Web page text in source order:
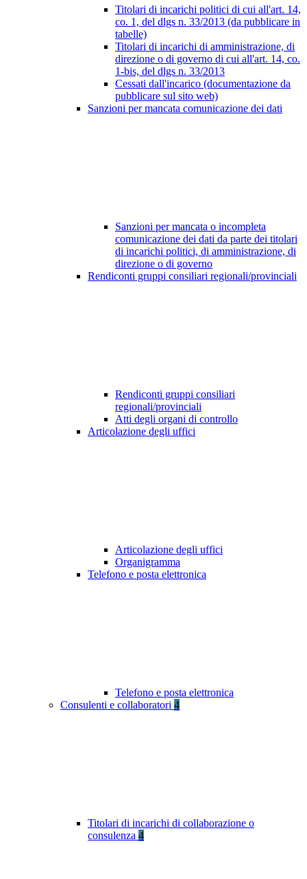
Titolari di incarichi politici di cui all'art. 14,
co. 1, del dlgs n. 33/2013 (da pubblicare in
tabelle)
Titolari di incarichi di amministrazione, di
direzione o di governo di cui all'art. 14, co.
1-bis, del dlgs n. 33/2013
Cessati dall'incarico (documentazione da
pubblicare sul sito web)
Sanzioni per mancata comunicazione dei dati
Sanzioni per mancata o incompleta
comunicazione dei dati da parte dei titolari
di incarichi politici, di amministrazione, di
direzione o di governo
Rendiconti gruppi consiliari regionali/provinciali
Rendiconti gruppi consiliari
regionali/provinciali
Atti degli organi di controllo
Articolazione degli uffici
Articolazione degli uffici
Organigramma
Telefono e posta elettronica
Telefono e posta elettronica
Consulenti e collaboratori 4
Titolari di incarichi di collaborazione o
consulenza 4